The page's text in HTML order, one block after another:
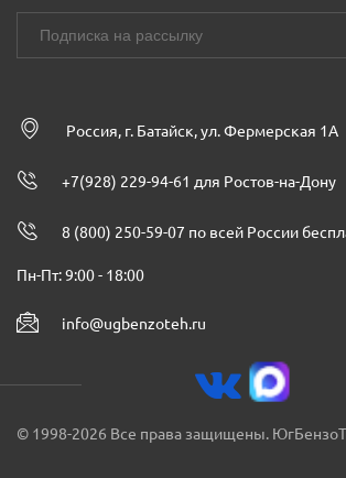
Россия, г. Батайск, ул. Фермерская 1А
+7(928) 229-94-61 для Ростов-на-Дону
8 (800) 250-59-07 по всей России
Пн-Пт: 9:00 - 18:00
info@ugbenzoteh.ru
© 1998-2026 Все права защищены.